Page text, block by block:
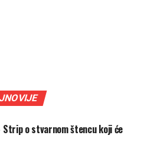
Strip o stvarnom štencu koji će